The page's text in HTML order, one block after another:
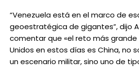
“Venezuela está en el marco de
geoestratégica de gigantes”, dijo
comentar que «el reto más
Unidos en estos días es China, no
un escenario militar, sino uno de